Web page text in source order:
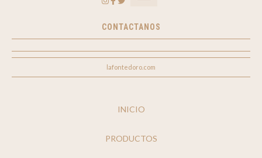
CONTACTANOS
lafontedoro.com
INICIO
PRODUCTOS